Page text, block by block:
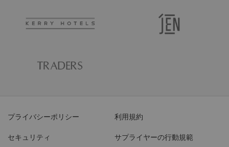
プライバシーポリシー 利用規約
セキュリティ サプライヤーの行動規範